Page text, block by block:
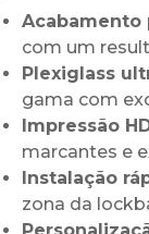
Acabamento
com um
Plexiglass
gama com
Impressão
marcantes e
Instalação
zona da